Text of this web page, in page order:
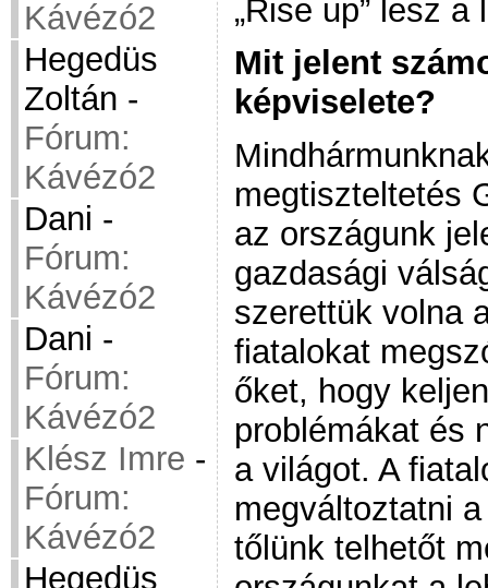
Kávézó2
Hegedüs
Zoltán -
Fórum:
Kávézó2
Dani -
Fórum:
Kávézó2
Dani -
Fórum:
Kávézó2
Klész Imre -
Fórum:
Kávézó2
Hegedüs
„Rise up” lesz
Mit jelent
képviselete?
megtiszteltetés
az országunk
gazdasági
szerettük volna
fiatalokat
őket, hogy
problémákat és
a világot. A
megváltoztatni
tőlünk telhetőt